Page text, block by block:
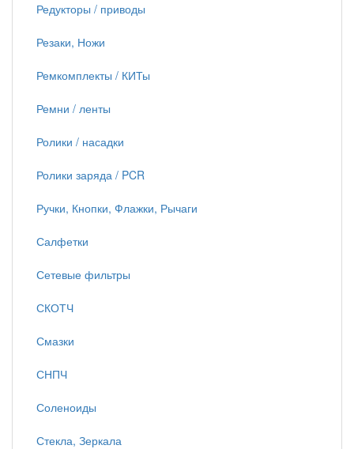
Редукторы / приводы
Резаки, Ножи
Ремкомплекты / КИТы
Ремни / ленты
Ролики / насадки
Ролики заряда / PCR
Ручки, Кнопки, Флажки, Рычаги
Салфетки
Сетевые фильтры
СКОТЧ
Смазки
СНПЧ
Соленоиды
Стекла, Зеркала